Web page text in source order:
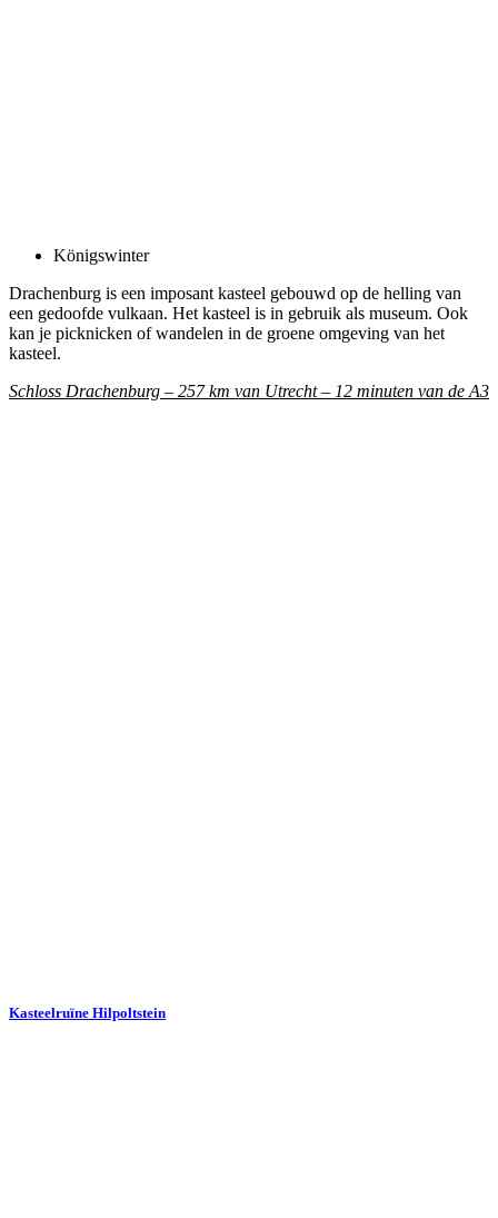
Königswinter
Drachenburg is een imposant kasteel gebouwd op de helling van
een gedoofde vulkaan. Het kasteel is in gebruik als museum. Ook
kan je picknicken of wandelen in de groene omgeving van het
kasteel.
Schloss Drachenburg – 257 km van Utrecht – 12 minuten van de A3
Kasteelruïne Hilpoltstein